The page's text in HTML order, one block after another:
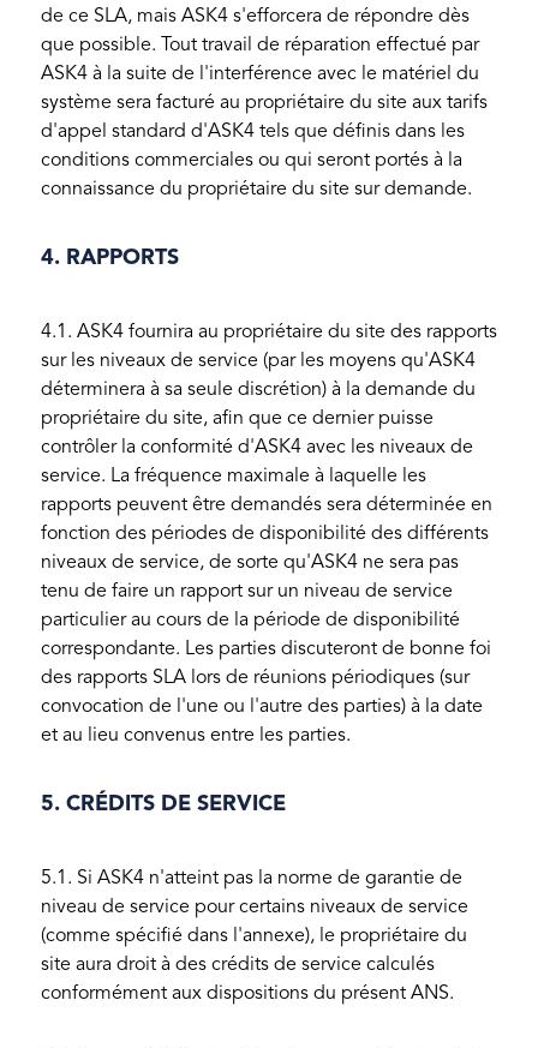
de ce SLA, mais ASK4 s'efforcera de répondre dès
que possible. Tout travail de réparation effectué par
ASK4 à la suite de l'interférence avec le matériel du
système sera facturé au propriétaire du site aux tarifs
d'appel standard d'ASK4 tels que définis dans les
conditions commerciales ou qui seront portés à la
connaissance du propriétaire du site sur demande.
4. RAPPORTS
4.1. ASK4 fournira au propriétaire du site des rapports
sur les niveaux de service (par les moyens qu'ASK4
déterminera à sa seule discrétion) à la demande du
propriétaire du site, afin que ce dernier puisse
contrôler la conformité d'ASK4 avec les niveaux de
service. La fréquence maximale à laquelle les
rapports peuvent être demandés sera déterminée en
fonction des périodes de disponibilité des différents
niveaux de service, de sorte qu'ASK4 ne sera pas
tenu de faire un rapport sur un niveau de service
particulier au cours de la période de disponibilité
correspondante. Les parties discuteront de bonne foi
des rapports SLA lors de réunions périodiques (sur
convocation de l'une ou l'autre des parties) à la date
et au lieu convenus entre les parties.
5. CRÉDITS DE SERVICE
5.1. Si ASK4 n'atteint pas la norme de garantie de
niveau de service pour certains niveaux de service
(comme spécifié dans l'annexe), le propriétaire du
site aura droit à des crédits de service calculés
conformément aux dispositions du présent ANS.